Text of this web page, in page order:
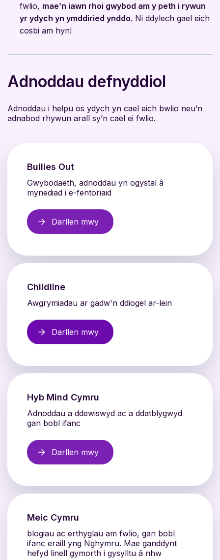
fwlio, mae’n iawn rhoi gwybod am y peth i rywun
yr ydych yn ymddiried ynddo. Ni ddylech gael eich
cosbi am hyn!
Adnoddau defnyddiol
Adnoddau i helpu os ydych yn cael eich bwlio neu’n
adnabod rhywun arall sy’n cael ei fwlio.
Bullies Out
Gwybodaeth, adnoddau yn ogystal â
mynediad i e-fentoriaid
Darllen mwy
Childline
Awgrymiadau ar gadw'n ddiogel ar-lein
Darllen mwy
Hyb Mind Cymru
Adnoddau a ddewiswyd ac a ddatblygwyd
gan bobl ifanc
Darllen mwy
Meic Cymru
blogiau ac erthyglau am fwlio, gan bobl
ifanc eraill yng Nghymru. Mae ganddynt
hefyd linell gymorth i gysylltu â nhw